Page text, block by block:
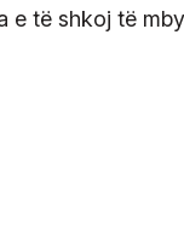
e të shkoj të